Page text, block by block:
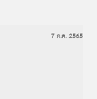
7 ก.ค. 2565